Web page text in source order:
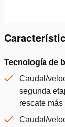
Tecnología de
Caudal/
segunda
rescate
Caudal/